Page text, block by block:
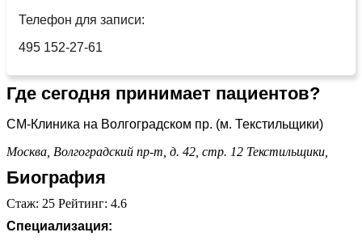
Телефон для записи:
495 152-27-61
Где сегодня принимает пациентов?
СМ-Клиника на Волгоградском пр. (м. Текстильщики)
Москва, Волгоградский пр-т, д. 42, стр. 12 Текстильщики,
Биография
Стаж: 25 Рейтинг: 4.6
Специализация: